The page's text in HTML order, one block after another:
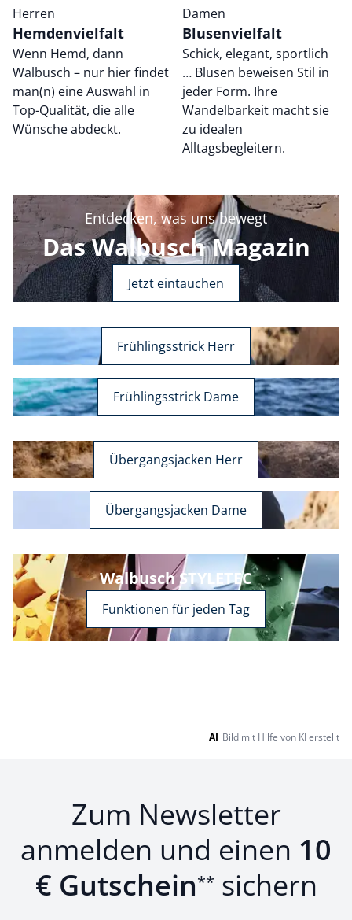
Herren
Hemdenvielfalt
Wenn Hemd, dann
Walbusch – nur hier findet
man(n) eine Auswahl in
Top-Qualität, die alle
Wünsche abdeckt.
Damen
Blusenvielfalt
Schick, elegant, sportlich
… Blusen beweisen Stil in
jeder Form. Ihre
Wandelbarkeit macht sie
zu idealen
Alltagsbegleitern.
Entdecken, was uns bewegt
Das Walbusch Magazin
Jetzt eintauchen
Frühlingsstrick Herr
Frühlingsstrick Dame
Übergangsjacken Herr
Übergangsjacken Dame
Walbusch STYLETEC
Funktionen für jeden Tag
AI Bild mit Hilfe von KI erstellt
Zum Newsletter
anmelden und einen 10
€ Gutschein** sichern